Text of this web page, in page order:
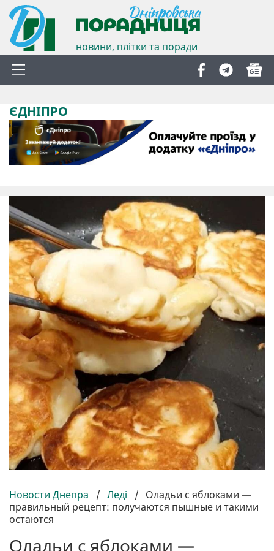
новини, плітки та поради
ЄДНІПРО
Новости Днепра / Леді / Оладьи с яблоками —
правильный рецепт: получаются пышные и такими
остаются
Оладьи с яблоками —